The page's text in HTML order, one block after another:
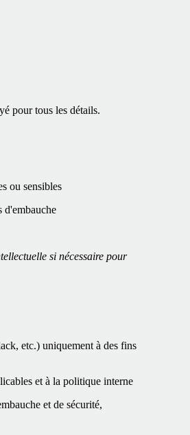
pour tous les détails.
ou sensibles
d'embauche
si nécessaire pour
etc.) uniquement à des fins
et à la politique interne
et de sécurité,